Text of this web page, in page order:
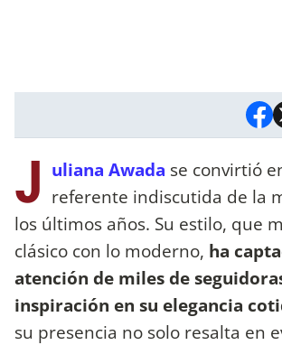
J uliana Awada se convirtió
referente indiscutida de la
los últimos años. Su estilo, que
clásico con lo moderno, ha
atención de miles de
inspiración en su elegancia
su presencia no solo resalta en